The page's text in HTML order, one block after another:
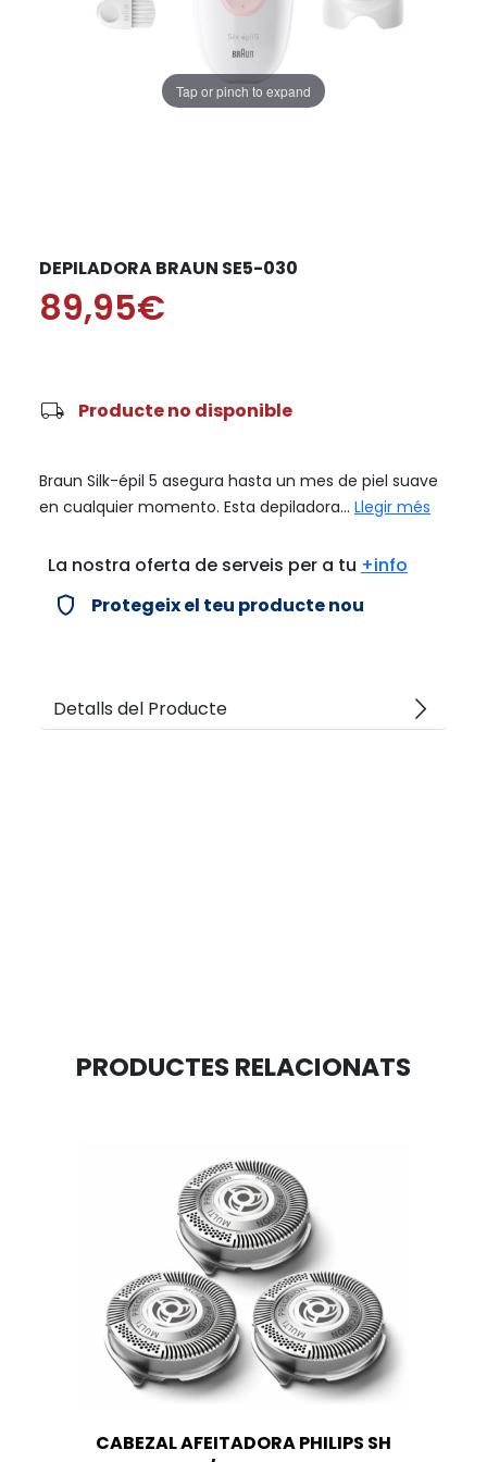
Tap or pinch to expand
DEPILADORA BRAUN SE5-030
89,95€
local_shipping Producte no disponible
Braun Silk-épil 5 asegura hasta un mes de piel suave
en cualquier momento. Esta depiladora... Llegir més
La nostra oferta de serveis per a tu +info
verified_user Protegeix el teu producte nou
Detalls del Producte arrow_forward_ios
PRODUCTES RELACIONATS
CABEZAL AFEITADORA PHILIPS SH